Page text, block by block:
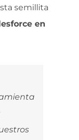
semillita
en